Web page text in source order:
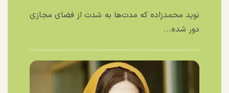
نوید محمدزاده که مدت‌ها به شدت از فضای مجازی
دور شده...